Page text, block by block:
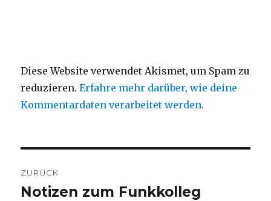
Diese Website verwendet Akismet, um Spam zu
reduzieren.Erfahre mehr darüber, wie deine
Kommentardaten verarbeitet werden.
ZURÜCK
Vorheriger
Notizen zum Funkkolleg